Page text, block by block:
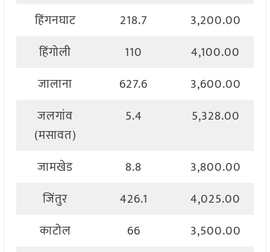
हिंगनघाट
218.7
3,200.00
हिंगोली
110
4,100.00
जालाना
627.6
3,600.00
जलगांव
(मसावत)
5.4 5,328.00
जामखेड 8.8
3,800.00
जिंतुर
426.1
4,025.00
काटोल
66
3,500.00